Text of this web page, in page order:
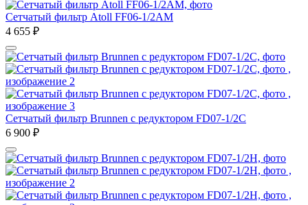
Сетчатый фильтр Atoll FF06-1/2AM
4 655 ₽
Сетчатый фильтр Brunnen с редуктором FD07-1/2C
6 900 ₽